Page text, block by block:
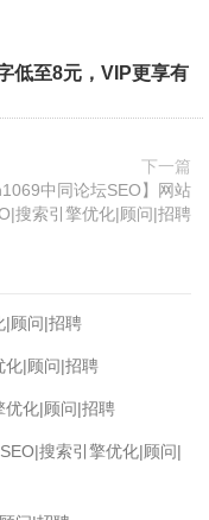
低至8元，VIP更享有
下一篇
中同论坛SEO】网站
搜索引擎优化|顾问|招聘
|顾问|招聘
化|顾问|招聘
优化|顾问|招聘
搜索引擎优化|顾问|